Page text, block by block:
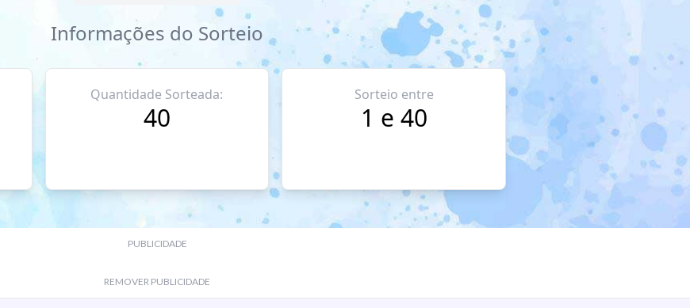
Informações do Sorteio
Quantidade Sorteada:
40
Sorteio entre
1 e 40
PUBLICIDADE
REMOVER PUBLICIDADE